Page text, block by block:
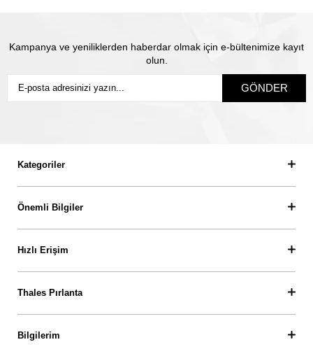
Kampanya ve yeniliklerden haberdar olmak için e-bültenimize kayıt
olun.
GÖNDER
Kategoriler
Önemli Bilgiler
Hızlı Erişim
Thales Pırlanta
Bilgilerim